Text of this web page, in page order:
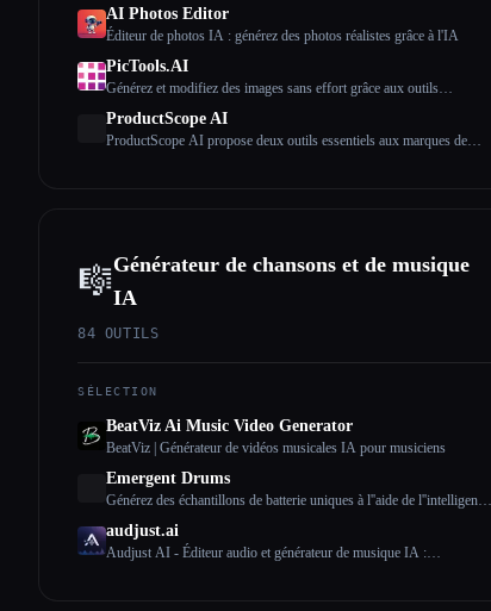
AI Photos Editor
Éditeur de photos IA : générez des photos réalistes grâce à l'IA
PicTools.AI
Générez et modifiez des images sans effort grâce aux outils
ProductScope AI
ProductScope AI propose deux outils essentiels aux marques de
🎼Générateur de chansons et de musique
IA
84 OUTILS
SÉLECTION
BeatViz Ai Music Video Generator
BeatViz | Générateur de vidéos musicales IA pour musiciens
Emergent Drums
Générez des échantillons de batterie uniques à l''aide de l''intelligence
audjust.ai
Audjust AI - Éditeur audio et générateur de musique IA :